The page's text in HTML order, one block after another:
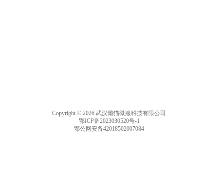
Copyright © 2026 武汉懒猫微服科技有限公司
鄂ICP备2023030520号-1
鄂公网安备42018502007084